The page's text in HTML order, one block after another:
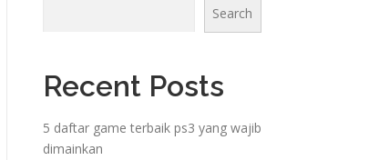
Search
Recent Posts
5 daftar game terbaik ps3 yang wajib
dimainkan